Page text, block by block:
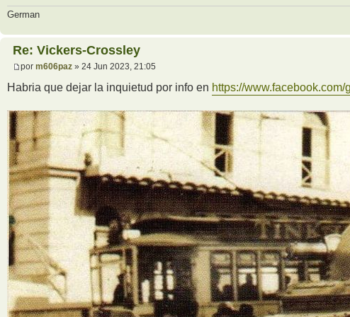
German
Re: Vickers-Crossley
por m606paz » 24 Jun 2023, 21:05
Habria que dejar la inquietud por info en https://